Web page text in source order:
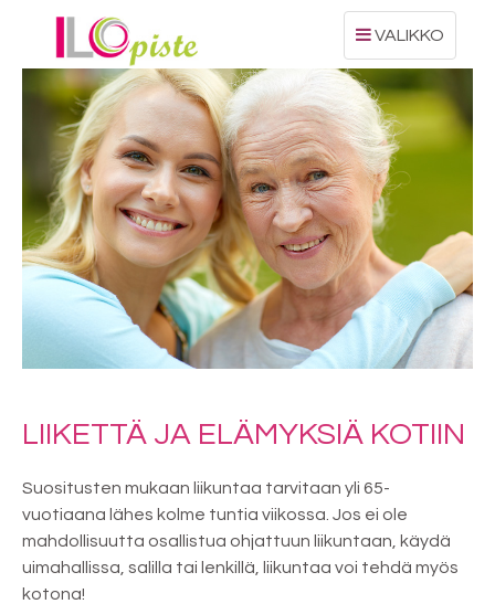
Toggle
navigation
VALIKKO
LIIKETTÄ JA ELÄMYKSIÄ KOTIIN
Suositusten mukaan liikuntaa tarvitaan yli 65-
vuotiaana lähes kolme tuntia viikossa. Jos ei ole
mahdollisuutta osallistua ohjattuun liikuntaan, käydä
uimahallissa, salilla tai lenkillä, liikuntaa voi tehdä myös
kotona!